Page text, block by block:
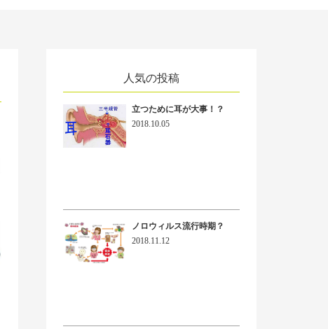
人気の投稿
立つために耳が大事！？
2018.10.05
ノロウィルス流行時期？
2018.11.12